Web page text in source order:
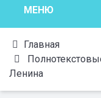
МЕНЮ
Главная
Ленина